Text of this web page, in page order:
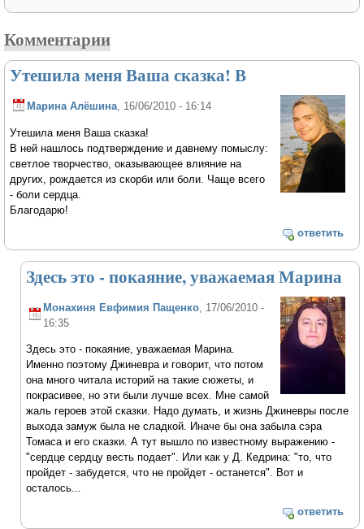
Комментарии
Утешила меня Ваша сказка! В
Марина Алёшина , 16/06/2010 - 16:14
Утешила меня Ваша сказка!
В ней нашлось подтверждение и давнему помыслу:
светлое творчество, оказывающее влияние на
других, рождается из скорби или боли. Чаще всего
- боли сердца.
Благодарю!
ответить
Здесь это - покаяние, уважаемая Марина
Монахиня Евфимия Пащенко , 17/06/2010 -
16:35
Здесь это - покаяние, уважаемая Марина.
Именно поэтому Джиневра и говорит, что потом
она много читала историй на такие сюжеты, и
покрасивее, но эти были лучше всех. Мне самой
жаль героев этой сказки. Надо думать, и жизнь Джиневры после
выхода замуж была не сладкой. Иначе бы она забыла сэра
Томаса и его сказки. А тут вышло по известному выражению -
"сердце сердцу весть подает". Или как у Д. Кедрина: "то, что
пройдет - забудется, что не пройдет - останется". Вот и
осталось...
ответить